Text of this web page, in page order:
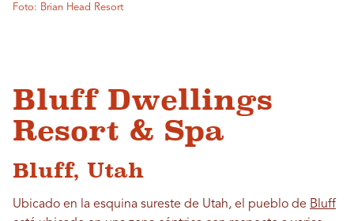
Foto: Brian Head Resort
Bluff Dwellings
Resort & Spa
Bluff, Utah
Ubicado en la esquina sureste de Utah, el pueblo de Bluff